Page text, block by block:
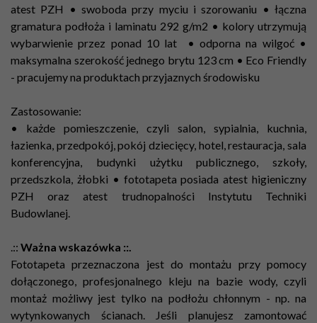
atest PZH • swoboda przy myciu i szorowaniu • łączna
gramatura podłoża i laminatu 292 g/m2 • kolory utrzymują
wybarwienie przez ponad 10 lat • odporna na wilgoć •
maksymalna szerokość jednego brytu 123 cm • Eco Friendly
- pracujemy na produktach przyjaznych środowisku
Zastosowanie:
• każde pomieszczenie, czyli salon, sypialnia, kuchnia,
łazienka, przedpokój, pokój dziecięcy, hotel, restauracja, sala
konferencyjna, budynki użytku publicznego, szkoły,
przedszkola, żłobki • fototapeta posiada atest higieniczny
PZH oraz atest trudnopalności Instytutu Techniki
Budowlanej.
.:: Ważna wskazówka ::.
Fototapeta przeznaczona jest do montażu przy pomocy
dołączonego, profesjonalnego kleju na bazie wody, czyli
montaż możliwy jest tylko na podłożu chłonnym - np. na
wytynkowanych ścianach. Jeśli planujesz zamontować